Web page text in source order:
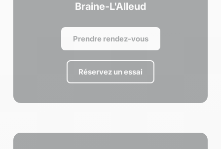
Braine-L'Alleud
Réservez un essai
Prendre rendez-vous